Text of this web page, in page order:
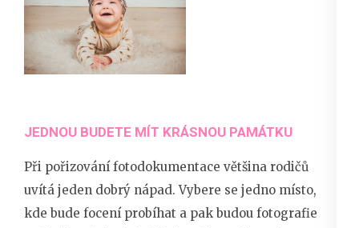
JEDNOU BUDETE MÍT KRÁSNOU PAMÁTKU
Při pořizování fotodokumentace většina rodičů
uvítá jeden dobrý nápad. Vybere se jedno místo,
kde bude focení probíhat a pak budou fotografie